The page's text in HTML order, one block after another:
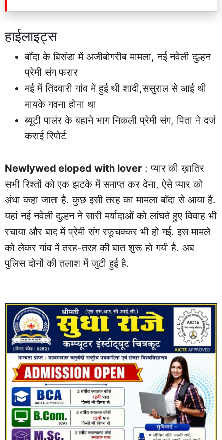
हाईलाइट्स
बाँदा के बिसंडा में अजीबोगरीब मामला, नई नवेली दुल्हन
प्रेमी संग फरार
मई में तिंदवारी गांव में हुई थी शादी,ससुराल से आई थी
मायके गवना होना था
ब्यूटी पार्लर के बहाने भाग निकली प्रेमी संग, पिता ने दर्ज
कराई रिपोर्ट
Newlywed eloped with lover : प्यार की ख़ातिर
सभी रिश्तों को एक झटके में समाप्त कर देना, ऐसे प्यार को
अंधा कहा जाता है. कुछ इसी तरह का मामला बाँदा से आया है.
यहां नई नवेली दुल्हन ने सारी मर्यादाओं को लांघते हुए विवाह भी
रचाया और बाद में प्रेमी संग रफूचक्कर भी हो गई. इस मामले
को लेकर गांव में तरह-तरह की बात शुरू हो गयी है. अब
पुलिस दोनों की तलाश में जुटी हुई है.